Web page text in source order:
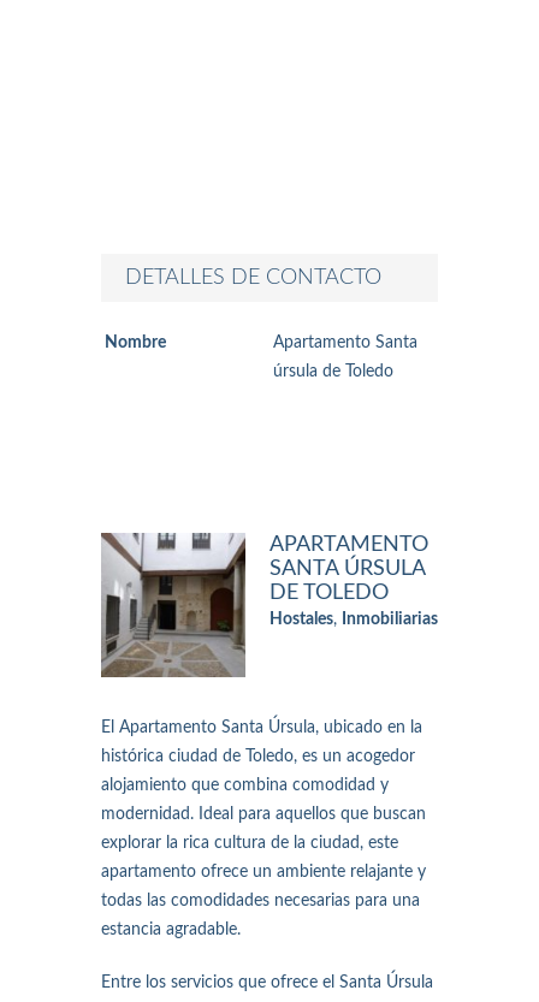
DETALLES DE CONTACTO
Nombre
Apartamento Santa
úrsula de Toledo
APARTAMENTO
SANTA ÚRSULA
DE TOLEDO
Hostales, Inmobiliarias
El Apartamento Santa Úrsula, ubicado en la
histórica ciudad de Toledo, es un acogedor
alojamiento que combina comodidad y
modernidad. Ideal para aquellos que buscan
explorar la rica cultura de la ciudad, este
apartamento ofrece un ambiente relajante y
todas las comodidades necesarias para una
estancia agradable.
Entre los servicios que ofrece el Santa Úrsula